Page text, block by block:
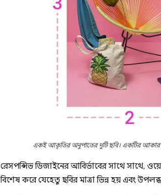
একই আকৃতির অনুপাতের দুটি ছবি। একটির আকার
রেসপন্সিভ ডিজাইনের আবির্ভাবের সাথে সাথে,
বিশেষ করে যেহেতু ছবির মাত্রা ভিন্ন হয় এবং